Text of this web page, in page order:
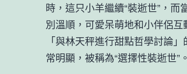
時，這只小羊繼續“裝逝世”，
別溫順，可愛呆萌地和小伴侶
「與林天秤進行甜點哲學討論
常明顯，被稱為“選擇性裝逝世”。